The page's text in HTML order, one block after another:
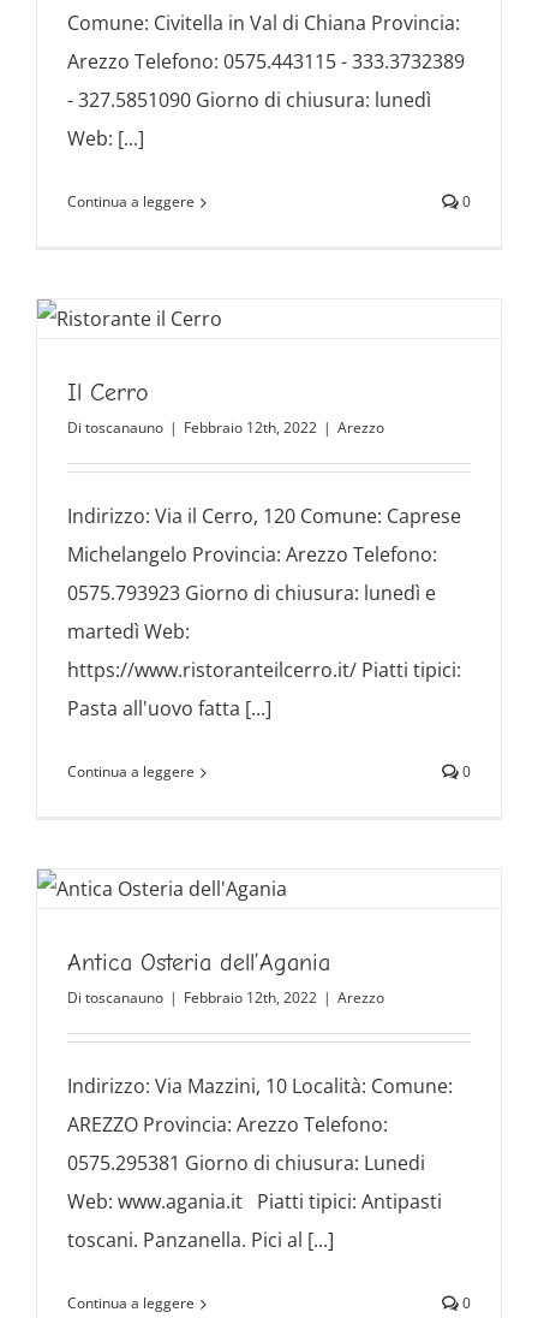
Comune: Civitella in Val di Chiana Provincia:
Arezzo Telefono: 0575.443115 - 333.3732389
- 327.5851090 Giorno di chiusura: lunedì
Web: [...]
Continua a leggere 0
Il Cerro
Di toscanauno | Febbraio 12th, 2022 | Arezzo
Indirizzo: Via il Cerro, 120 Comune: Caprese
Michelangelo Provincia: Arezzo Telefono:
0575.793923 Giorno di chiusura: lunedì e
martedì Web:
https://www.ristoranteilcerro.it/ Piatti tipici:
Pasta all'uovo fatta [...]
Continua a leggere 0
Antica Osteria dell’Agania
Di toscanauno | Febbraio 12th, 2022 | Arezzo
Indirizzo: Via Mazzini, 10 Località: Comune:
AREZZO Provincia: Arezzo Telefono:
0575.295381 Giorno di chiusura: Lunedi
Web: www.agania.it Piatti tipici: Antipasti
toscani. Panzanella. Pici al [...]
Continua a leggere 0